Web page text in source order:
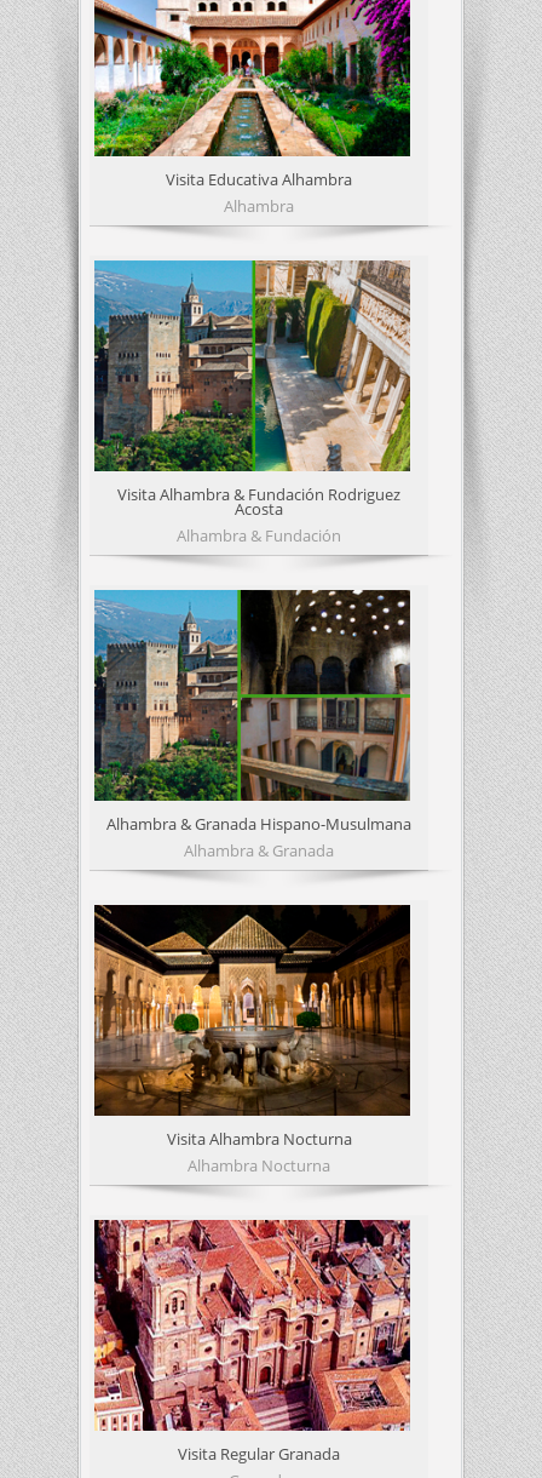
Visita Educativa Alhambra
Alhambra
Visita Alhambra & Fundación Rodriguez
Acosta
Alhambra & Fundación
Alhambra & Granada Hispano-Musulmana
Alhambra & Granada
Visita Alhambra Nocturna
Alhambra Nocturna
Visita Regular Granada